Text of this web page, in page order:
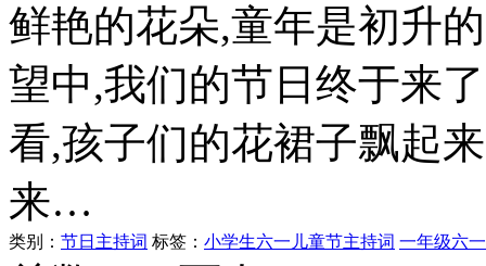
鲜艳的花朵,童年是初升
望中,我们的节日终于来
看,孩子们的花裙子飘起
来…
类别： 节日主持词 标签： 小学生六一儿童节主持词 一年级六